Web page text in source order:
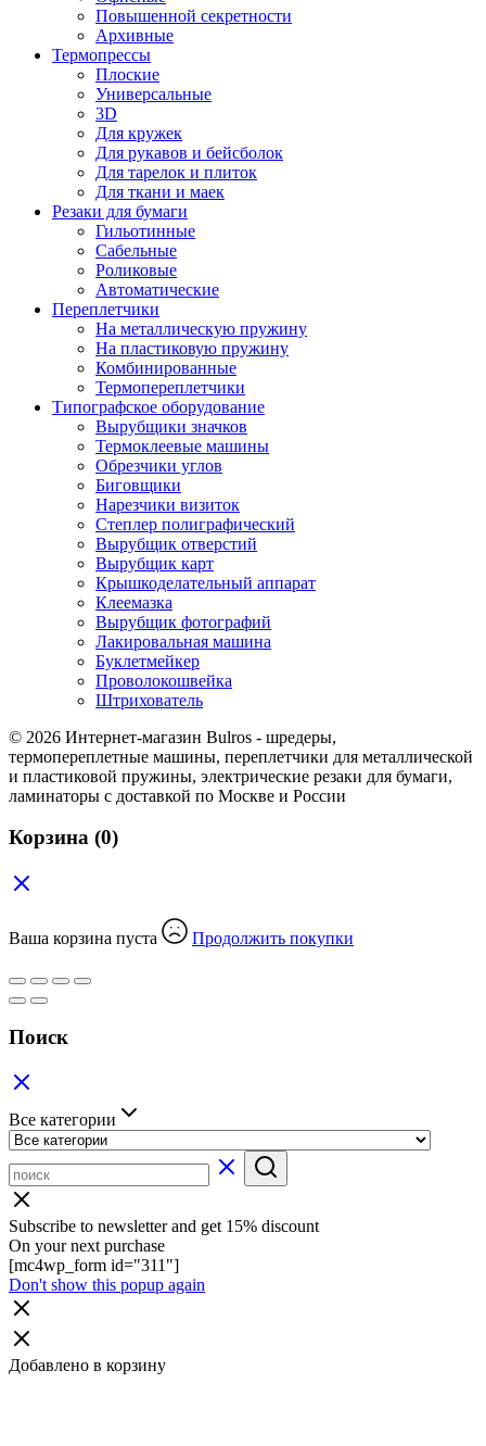
Повышенной секретности
Архивные
Термопрессы
Плоские
Универсальные
3D
Для кружек
Для рукавов и бейсболок
Для тарелок и плиток
Для ткани и маек
Резаки для бумаги
Гильотинные
Сабельные
Роликовые
Автоматические
Переплетчики
На металлическую пружину
На пластиковую пружину
Комбинированные
Термопереплетчики
Типографское оборудование
Вырубщики значков
Термоклеевые машины
Обрезчики углов
Биговщики
Нарезчики визиток
Степлер полиграфический
Вырубщик отверстий
Вырубщик карт
Крышкоделательный аппарат
Клеемазка
Вырубщик фотографий
Лакировальная машина
Буклетмейкер
Проволокошвейка
Штрихователь
© 2026 Интернет-магазин Bulros - шредеры,
термопереплетные машины, переплетчики для металлической
и пластиковой пружины, электрические резаки для бумаги,
ламинаторы с доставкой по Москве и России
Корзина (0)
Ваша корзина пуста Продолжить покупки
Поиск
Все категории
Subscribe to newsletter and get 15% discount
On your next purchase
[mc4wp_form id="311"]
Don't show this popup again
Добавлено в корзину